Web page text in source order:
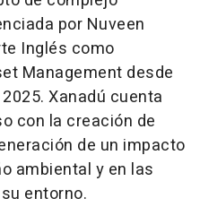
por Nuveen
Inglés como
Management desde
Xanadú cuenta
con la creación de
de un impacto
ambiental y en las
su entorno.